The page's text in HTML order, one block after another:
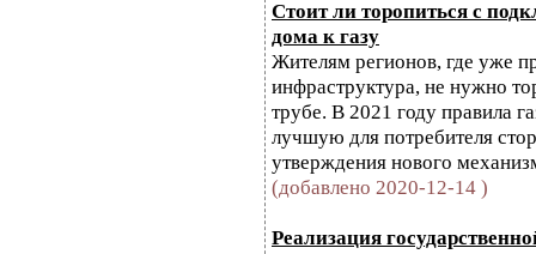
Стоит ли торопиться с
дома к газу
Жителям регионов, где уже
инфраструктура, не нужно
трубе. В 2021 году правила
лучшую для потребителя
утверждения нового
(добавлено 2020-12-14 )
Реализация